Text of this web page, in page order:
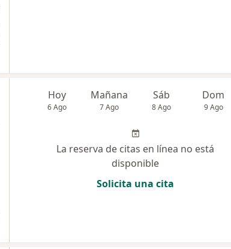
Hoy
6 Ago
Mañana
7 Ago
Sáb
8 Ago
Dom
9 Ago
La reserva de citas en línea no está
disponible
Solicita una cita